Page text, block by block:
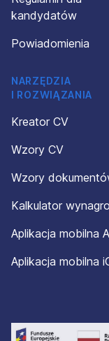
kandydatów
Powiadomienia
NARZĘDZIA
I ROZWIĄZANIA
Kreator CV
Wzory CV
Wzory
Kalkulator
Aplikacja mobilna
Aplikacja mobilna